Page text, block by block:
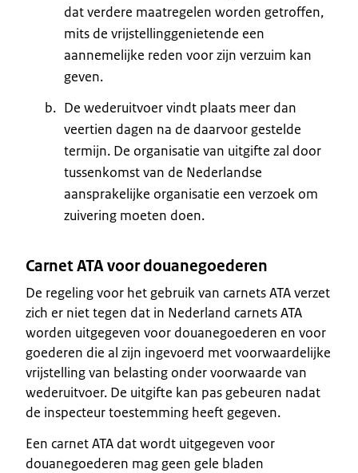
dat verdere maatregelen worden getroffen,
mits de vrijstellinggenietende een
aannemelijke reden voor zijn verzuim kan
geven.
De wederuitvoer vindt plaats meer dan
veertien dagen na de daarvoor gestelde
termijn. De organisatie van uitgifte zal door
tussenkomst van de Nederlandse
aansprakelijke organisatie een verzoek om
zuivering moeten doen.
Carnet ATA voor douanegoederen
De regeling voor het gebruik van carnets ATA verzet
zich er niet tegen dat in Nederland carnets ATA
worden uitgegeven voor douanegoederen en voor
goederen die al zijn ingevoerd met voorwaardelijke
vrijstelling van belasting onder voorwaarde van
wederuitvoer. De uitgifte kan pas gebeuren nadat
de inspecteur toestemming heeft gegeven.
Een carnet ATA dat wordt uitgegeven voor
douanegoederen mag geen gele bladen